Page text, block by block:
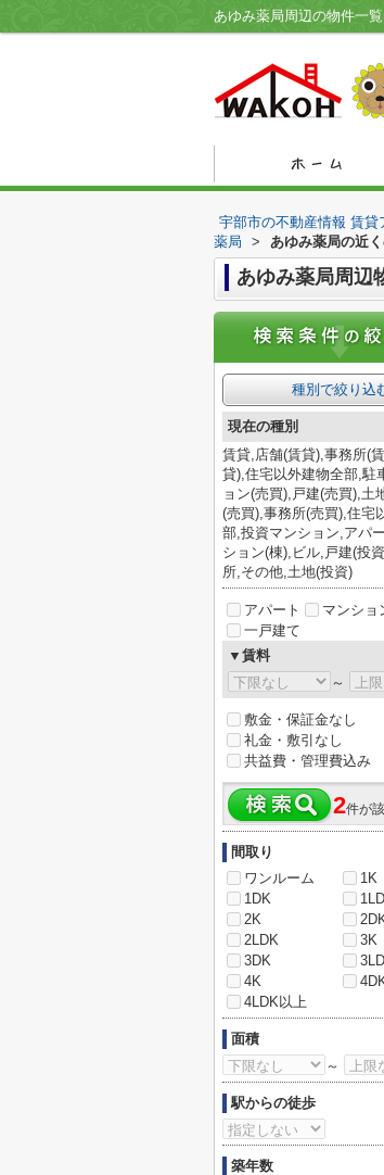
宇部市の不動産情報 賃
薬局
> あゆみ薬局の近
あゆみ薬局周辺
種別で絞り込
現在の種別
賃貸,店舗(賃貸),事務所(
貸),住宅以外建物全部,駐
ョン(売買),戸建(売買),土
(売買),事務所(売買),住宅
部,投資マンション,アパ
ション(棟),ビル,戸建(投
所,その他,土地(投資)
アパート
マンショ
一戸建て
▼賃料
～
敷金・保証金なし
礼金・敷引なし
共益費・管理費込み
2件が
間取り
ワンルーム
1K
1DK
2K
2LDK
3K
3DK
4K
4LDK以上
面積
～
駅からの徒歩
築年数